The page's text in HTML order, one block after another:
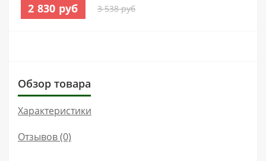
2 830 руб 3 538 руб
Обзор товара
Характеристики
Отзывов (0)